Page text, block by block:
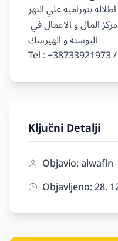
اطلاله بنوراميه علي النهر
البوسنة و الهيرسك
Ključni Detalji
Objavio: alwafin
Objavljeno: 28.